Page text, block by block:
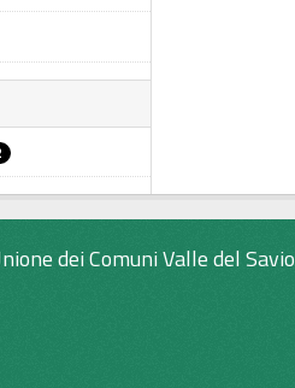
dei Comuni Valle del Savio